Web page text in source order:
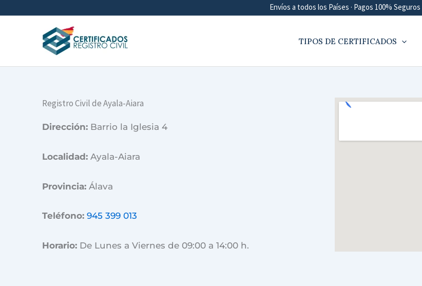
Envíos a todos los Países · Pagos 100% Seguros
TIPOS DE CERTIFICADOS
Registro Civil de Ayala-Aiara
Dirección: Barrio la Iglesia 4
Localidad: Ayala-Aiara
Provincia: Álava
Teléfono: 945 399 013
Horario: De Lunes a Viernes de 09:00 a 14:00 h.